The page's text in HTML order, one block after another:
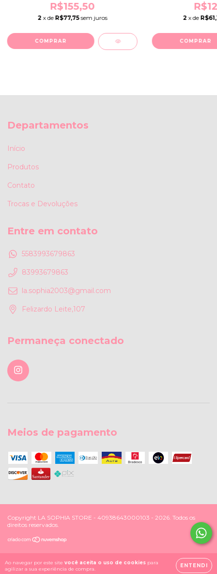
Ao navegar por este site você aceita o uso de cookies para
agilizar a sua experiência de compra.
ENTENDI
R$155,50
2 x de R$77,75 sem juros
COMPRAR
2 x de
COMPRAR
Departamentos
Início
Produtos
Contato
Trocas e Devoluções
Entre em contato
5583993679863
83993679863
la.sophia2003@gmail.com
Felizardo Leite,107
Permaneça conectado
Meios de pagamento
Copyright LA SOPHIA STORE - 40938643000103 - 2026. Todos os
direitos reservados.